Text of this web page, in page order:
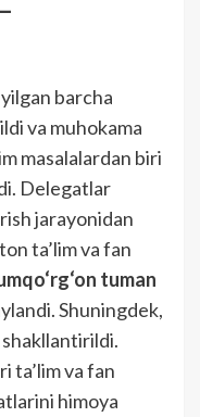
barcha
va muhokama
masalalardan biri
Delegatlar
jarayonidan
ta’lim va fan
tuman
Shuningdek,
ta’lim va fan
himoya